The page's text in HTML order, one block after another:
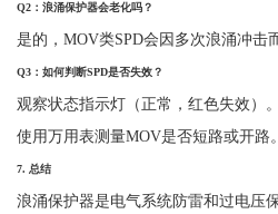
Q2：浪涌保护器会老化吗？
是的， MOV类SPD会因多次浪涌冲击
Q3：如何判断SPD是否失效？
观察状态指示灯（正常，红色失效）。
使用万用表测量MOV是否短路或开路。
7. 总结
浪涌保护器是电气系统防雷和过电压